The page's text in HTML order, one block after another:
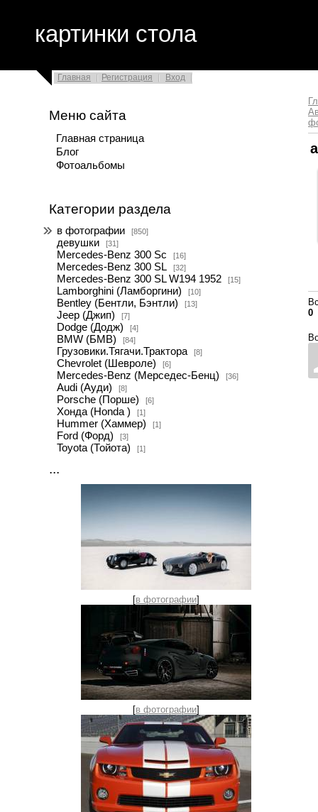
картинки стола
Главная Регистрация Вход
Меню сайта
Главная страница
Блог
Фотоальбомы
Категории раздела
в фотографии [850]
девушки [31]
Mercedes-Benz 300 Sc [16]
Mercedes-Benz 300 SL [32]
Mercedes-Benz 300 SL W194 1952 [15]
Lamborghini (Ламборгини) [10]
Bentley (Бентли, Бэнтли) [13]
Jeep (Джип) [7]
Dodge (Додж) [4]
BMW (БМВ) [84]
Грузовики.Тягачи.Трактора [8]
Chevrolet (Шевроле) [6]
Mercedes-Benz (Мерседес-Бенц) [36]
Audi (Ауди) [8]
Porsche (Порше) [6]
Хонда (Honda ) [1]
Hummer (Хаммер) [1]
Ford (Форд) [3]
Toyota (Тойота) [1]
...
[в фотографии]
[в фотографии]
0